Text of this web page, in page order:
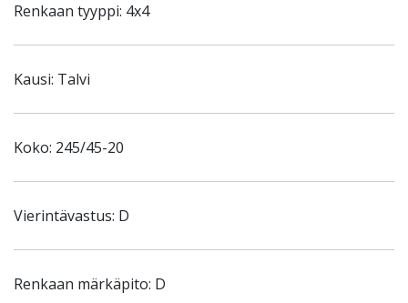
Renkaan tyyppi: 4x4
Kausi: Talvi
Koko: 245/45-20
Vierintävastus: D
Renkaan märkäpito: D